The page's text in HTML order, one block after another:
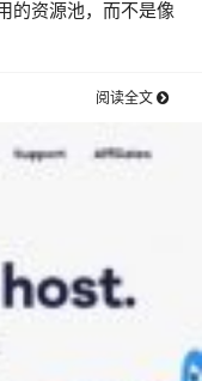
的资源池，而不是像
阅读全文